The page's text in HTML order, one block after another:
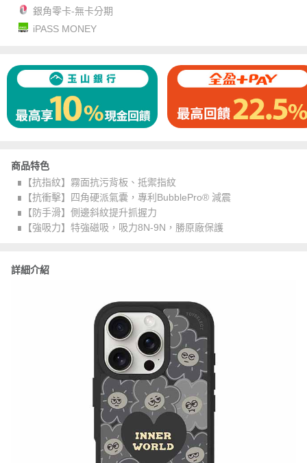
銀角零卡-無卡分期
iPASS MONEY
商品特色
∎【抗指紋】霧面抗污背板、抵禦指紋
∎【抗衝擊】四角硬派氣囊，專利BubblePro® 減震
∎【防手滑】側邊斜紋提升抓握力
∎【強吸力】特強磁吸，吸力8N-9N，勝原廠保護
詳細介紹